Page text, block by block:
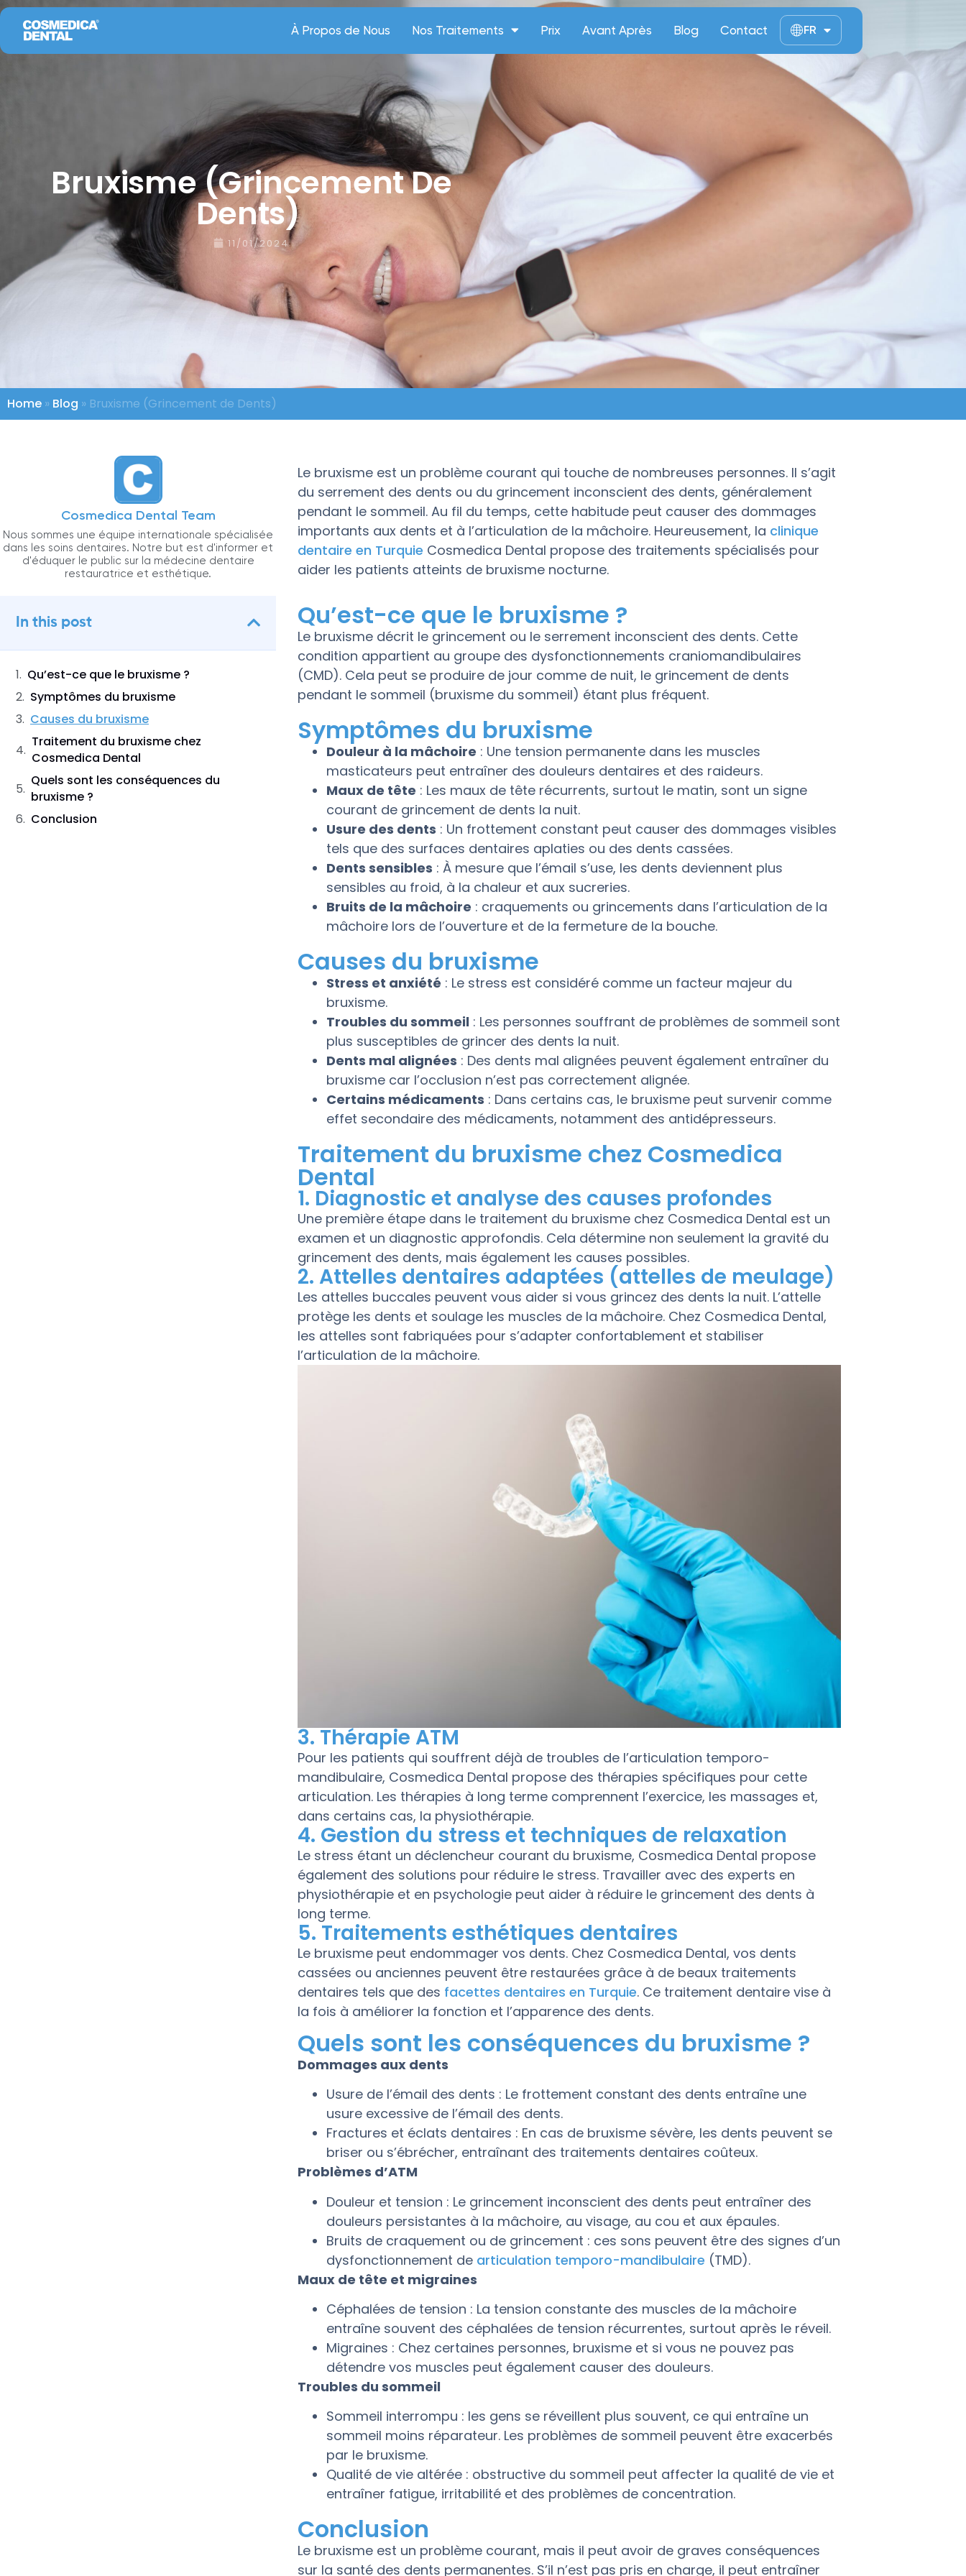
À Propos de Nous Nos Traitements Prix Avant Après Blog Contact FR
Bruxisme (Grincement De
Dents)
11/01/2024
Home » Blog » Bruxisme (Grincement de Dents)
Cosmedica Dental Team
Nous sommes une équipe internationale spécialisée
dans les soins dentaires. Notre but est d'informer et
d'éduquer le public sur la médecine dentaire
restauratrice et esthétique.
In this post
Qu’est-ce que le bruxisme ?
Symptômes du bruxisme
Causes du bruxisme
Traitement du bruxisme chez
Cosmedica Dental
Quels sont les conséquences du
bruxisme ?
Conclusion
Le bruxisme est un problème courant qui touche de nombreuses personnes. Il s’agit
du serrement des dents ou du grincement inconscient des dents, généralement
pendant le sommeil. Au fil du temps, cette habitude peut causer des dommages
importants aux dents et à l’articulation de la mâchoire. Heureusement, la clinique
dentaire en Turquie Cosmedica Dental propose des traitements spécialisés pour
aider les patients atteints de bruxisme nocturne.
Qu’est-ce que le bruxisme ?
Le bruxisme décrit le grincement ou le serrement inconscient des dents. Cette
condition appartient au groupe des dysfonctionnements craniomandibulaires
(CMD). Cela peut se produire de jour comme de nuit, le grincement de dents
pendant le sommeil (bruxisme du sommeil) étant plus fréquent.
Symptômes du bruxisme
Douleur à la mâchoire : Une tension permanente dans les muscles
masticateurs peut entraîner des douleurs dentaires et des raideurs.
Maux de tête : Les maux de tête récurrents, surtout le matin, sont un signe
courant de grincement de dents la nuit.
Usure des dents : Un frottement constant peut causer des dommages visibles
tels que des surfaces dentaires aplaties ou des dents cassées.
Dents sensibles : À mesure que l’émail s’use, les dents deviennent plus
sensibles au froid, à la chaleur et aux sucreries.
Bruits de la mâchoire : craquements ou grincements dans l’articulation de la
mâchoire lors de l’ouverture et de la fermeture de la bouche.
Causes du bruxisme
Stress et anxiété : Le stress est considéré comme un facteur majeur du
bruxisme.
Troubles du sommeil : Les personnes souffrant de problèmes de sommeil sont
plus susceptibles de grincer des dents la nuit.
Dents mal alignées : Des dents mal alignées peuvent également entraîner du
bruxisme car l’occlusion n’est pas correctement alignée.
Certains médicaments : Dans certains cas, le bruxisme peut survenir comme
effet secondaire des médicaments, notamment des antidépresseurs.
Traitement du bruxisme chez Cosmedica
Dental
1. Diagnostic et analyse des causes profondes
Une première étape dans le traitement du bruxisme chez Cosmedica Dental est un
examen et un diagnostic approfondis. Cela détermine non seulement la gravité du
grincement des dents, mais également les causes possibles.
2. Attelles dentaires adaptées (attelles de meulage)
Les attelles buccales peuvent vous aider si vous grincez des dents la nuit. L’attelle
protège les dents et soulage les muscles de la mâchoire. Chez Cosmedica Dental,
les attelles sont fabriquées pour s’adapter confortablement et stabiliser
l’articulation de la mâchoire.
3. Thérapie ATM
Pour les patients qui souffrent déjà de troubles de l’articulation temporo-
mandibulaire, Cosmedica Dental propose des thérapies spécifiques pour cette
articulation. Les thérapies à long terme comprennent l’exercice, les massages et,
dans certains cas, la physiothérapie.
4. Gestion du stress et techniques de relaxation
Le stress étant un déclencheur courant du bruxisme, Cosmedica Dental propose
également des solutions pour réduire le stress. Travailler avec des experts en
physiothérapie et en psychologie peut aider à réduire le grincement des dents à
long terme.
5. Traitements esthétiques dentaires
Le bruxisme peut endommager vos dents. Chez Cosmedica Dental, vos dents
cassées ou anciennes peuvent être restaurées grâce à de beaux traitements
dentaires tels que des facettes dentaires en Turquie. Ce traitement dentaire vise à
la fois à améliorer la fonction et l’apparence des dents.
Quels sont les conséquences du bruxisme ?
Dommages aux dents
Usure de l’émail des dents : Le frottement constant des dents entraîne une
usure excessive de l’émail des dents.
Fractures et éclats dentaires : En cas de bruxisme sévère, les dents peuvent se
briser ou s’ébrécher, entraînant des traitements dentaires coûteux.
Problèmes d’ATM
Douleur et tension : Le grincement inconscient des dents peut entraîner des
douleurs persistantes à la mâchoire, au visage, au cou et aux épaules.
Bruits de craquement ou de grincement : ces sons peuvent être des signes d’un
dysfonctionnement de articulation temporo-mandibulaire (TMD).
Maux de tête et migraines
Céphalées de tension : La tension constante des muscles de la mâchoire
entraîne souvent des céphalées de tension récurrentes, surtout après le réveil.
Migraines : Chez certaines personnes, bruxisme et si vous ne pouvez pas
détendre vos muscles peut également causer des douleurs.
Troubles du sommeil
Sommeil interrompu : les gens se réveillent plus souvent, ce qui entraîne un
sommeil moins réparateur. Les problèmes de sommeil peuvent être exacerbés
par le bruxisme.
Qualité de vie altérée : obstructive du sommeil peut affecter la qualité de vie et
entraîner fatigue, irritabilité et des problèmes de concentration.
Conclusion
Le bruxisme est un problème courant, mais il peut avoir de graves conséquences
sur la santé des dents permanentes. S’il n’est pas pris en charge, il peut entraîner